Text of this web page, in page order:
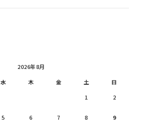
2026年8月
水 木 金 土
日
1
2
5 6 7 8 9